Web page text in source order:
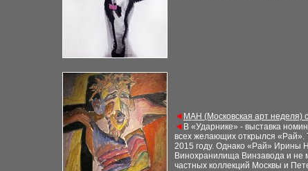
◄ МАН (Московская арт неделя)
◄ В «Ударнике» - выставка
всех желающих открылся «Рай».
2015 году. Однако «Рай» Ирины
Винохранилища Винзавода и не
частных коллекций Москвы и